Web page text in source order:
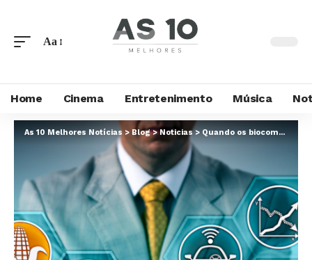
Aa
Home Cinema Entretenimento Música
As 10 Melhores Notícias> Blog>Noticias> Quando os biocombustíveis chegaram ao Brasil?